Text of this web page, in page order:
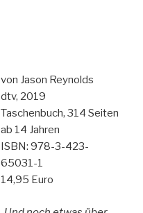
von Jason Reynolds
dtv, 2019
Taschenbuch, 314 Seiten
ab 14 Jahren
ISBN: 978-3-423-
65031-1
14,95 Euro